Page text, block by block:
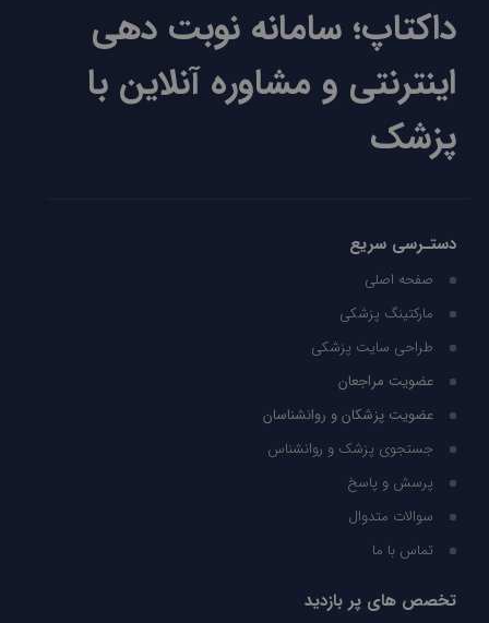
داکتاپ؛ سامانه نوبت دهی
اینترنتی و مشاوره آنلاین با
پزشک
دستـرسی سریع
صفحه اصلی
مارکتینگ پزشکی
طراحی سایت پزشکی
عضویت مراجعان
عضویت پزشکان و روانشناسان
جستجوی پزشک و روانشناس
پرسش و پاسخ
سوالات متدوال
تماس با ما
تخصص های پر بازدید